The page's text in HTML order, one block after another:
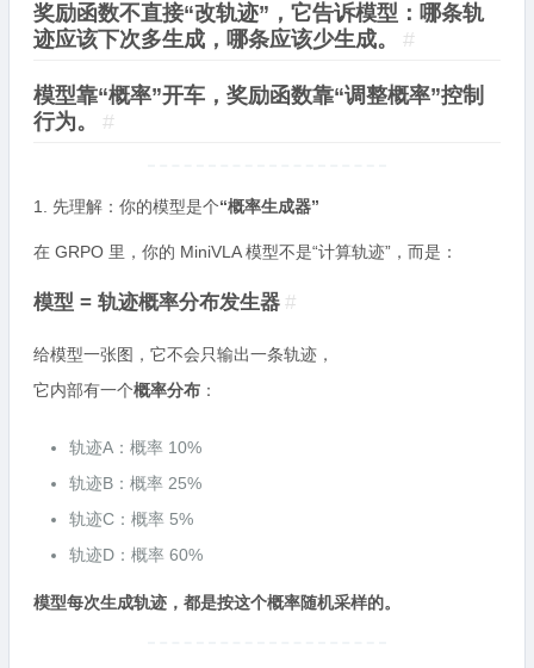
奖励函数不直接“改轨迹”，它告诉模型：哪条轨
迹应该下次多生成，哪条应该少生成。
#
模型靠“概率”开车，奖励函数靠“调整概率”控制
行为。
#
1. 先理解：你的模型是个“概率生成器”
在 GRPO 里，你的 MiniVLA 模型不是“计算轨迹”，而是：
模型 = 轨迹概率分布发生器 #
给模型一张图，它不会只输出一条轨迹，
它内部有一个概率分布 ：
轨迹A：概率 10%
轨迹B：概率 25%
轨迹C：概率 5%
轨迹D：概率 60%
模型每次生成轨迹，都是按这个概率随机采样的。